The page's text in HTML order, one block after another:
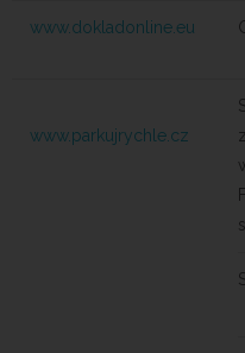
www.dokladonline.eu
www.parkujrychle.cz